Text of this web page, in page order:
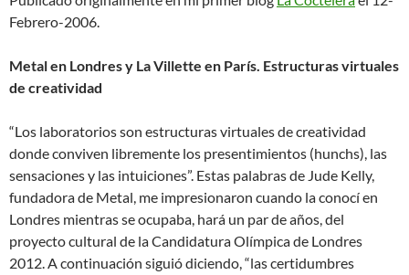
Febrero-2006.
Metal en Londres y La Villette en París. Estructuras virtuales
de creatividad
“Los laboratorios son estructuras virtuales de creatividad
donde conviven libremente los presentimientos (hunchs), las
sensaciones y las intuiciones”. Estas palabras de Jude Kelly,
fundadora de Metal, me impresionaron cuando la conocí en
Londres mientras se ocupaba, hará un par de años, del
proyecto cultural de la Candidatura Olímpica de Londres
2012. A continuación siguió diciendo, “las certidumbres